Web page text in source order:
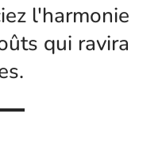
l'harmonie
qui ravira